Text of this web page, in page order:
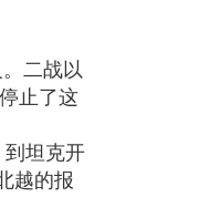
二战以
止了这
坦克开
越的报